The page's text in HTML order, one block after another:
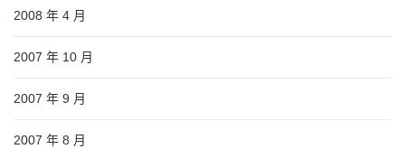
2008 年 4 月
2007 年 10 月
2007 年 9 月
2007 年 8 月